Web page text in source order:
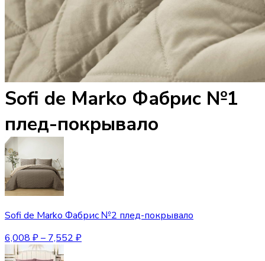
Sofi de Marko Фабрис №1
плед-покрывало
Sofi de Marko Фабрис №2 плед-покрывало
6,008 ₽– 7,552 ₽